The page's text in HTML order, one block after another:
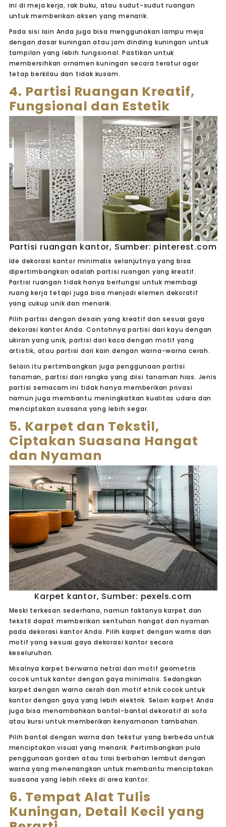
ini di meja kerja, rak buku, atau sudut-sudut ruangan
untuk memberikan aksen yang menarik.
Pada sisi lain Anda juga bisa menggunakan lampu meja
dengan dasar kuningan atau jam dinding kuningan untuk
tampilan yang lebih fungsional. Pastikan untuk
membersihkan ornamen kuningan secara teratur agar
tetap berkilau dan tidak kusam.
4. Partisi Ruangan Kreatif,
Fungsional dan Estetik
Partisi ruangan kantor, Sumber: pinterest.com
Ide dekorasi kantor minimalis selanjutnya yang bisa
dipertimbangkan adalah partisi ruangan yang kreatif.
Partisi ruangan tidak hanya berfungsi untuk membagi
ruang kerja tetapi juga bisa menjadi elemen dekoratif
yang cukup unik dan menarik.
Pilih partisi dengan desain yang kreatif dan sesuai gaya
dekorasi kantor Anda. Contohnya partisi dari kayu dengan
ukiran yang unik, partisi dari kaca dengan motif yang
artistik, atau partisi dari kain dengan warna-warna cerah.
Selain itu pertimbangkan juga penggunaan partisi
tanaman, partisi dari rangka yang diisi tanaman hias. Jenis
partisi semacam ini tidak hanya memberikan privasi
namun juga membantu meningkatkan kualitas udara dan
menciptakan suasana yang lebih segar.
5. Karpet dan Tekstil,
Ciptakan Suasana Hangat
dan Nyaman
Karpet kantor, Sumber: pexels.com
Meski terkesan sederhana, namun faktanya karpet dan
tekstil dapat memberikan sentuhan hangat dan nyaman
pada dekorasi kantor Anda. Pilih karpet dengan warna dan
motif yang sesuai gaya dekorasi kantor secara
keseluruhan.
Misalnya karpet berwarna netral dan motif geometris
cocok untuk kantor dengan gaya minimalis. Sedangkan
karpet dengan warna cerah dan motif etnik cocok untuk
kantor dengan gaya yang lebih elektrik. Selain karpet Anda
juga bisa menambahkan bantal-bantal dekoratif di sofa
atau kursi untuk memberikan kenyamanan tambahan.
Pilih bantal dengan warna dan tekstur yang berbeda untuk
menciptakan visual yang menarik. Pertimbangkan pula
penggunaan gorden atau tirai berbahan lembut dengan
warna yang menenangkan untuk membantu menciptakan
suasana yang lebih rileks di area kantor.
6. Tempat Alat Tulis
Kuningan, Detail Kecil yang